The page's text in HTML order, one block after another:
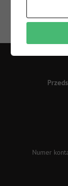
Numer